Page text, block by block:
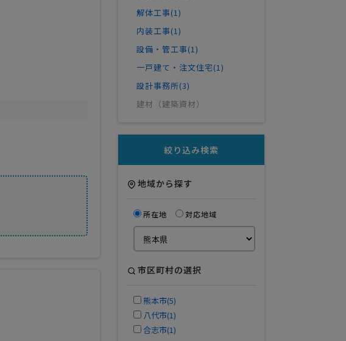
解体工事(1)
内装工事(1)
設備・管工事(1)
一戸建て・注文住宅(1)
設計事務所(3)
建材（建築資材）
絞り込み検索
地域から探す
所在地 対応地域
市区町村の選択
熊本市(5)
八代市(1)
合志市(1)